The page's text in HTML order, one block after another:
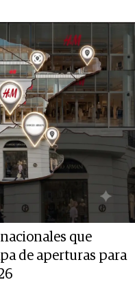
que
de aperturas para